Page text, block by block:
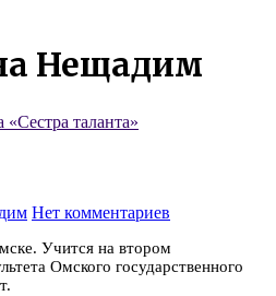
Нещадим
«Сестра таланта»
Нет комментариев
Учится на втором
Омского государственного